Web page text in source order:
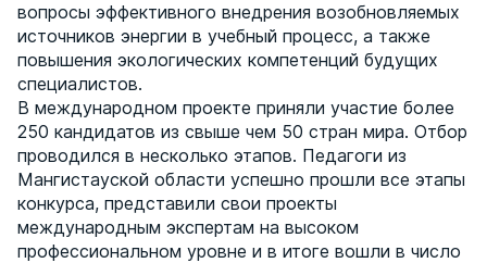
вопросы эффективного внедрения возобновляемых
источников энергии в учебный процесс, а также
повышения экологических компетенций будущих
специалистов.
В международном проекте приняли участие более
250 кандидатов из свыше чем 50 стран мира. Отбор
проводился в несколько этапов. Педагоги из
Мангистауской области успешно прошли все этапы
конкурса, представили свои проекты
международным экспертам на высоком
профессиональном уровне и в итоге вошли в число